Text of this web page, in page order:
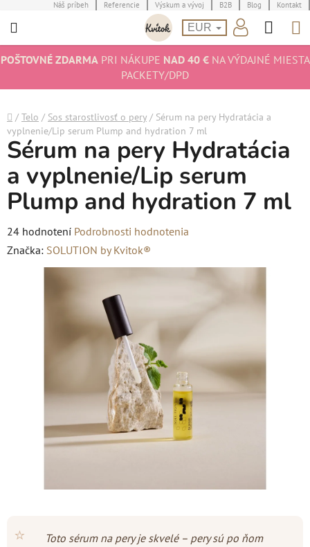
na
Náš príbeh Referencie Výskum a vývoj B2B Blog Kontakt
EUR
POŠTOVNÉ ZDARMAPRI NÁKUPE NAD 40 €NA VÝDAJNÉ MIESTA
PACKETY/DPD
Domov
/ Telo / Sos starostlivosť o pery / Sérum na pery Hydratácia a
vyplnenie/Lip serum Plump and hydration 7 ml
⭐
Toto sérum na pery je skvelé – pery sú po ňom
Sérum na pery Hydratácia
a vyplnenie/Lip serum
Plump and hydration 7 ml
Priemerné
hodnotenie
produktu
24 hodnotení Podrobnosti hodnotenia
Značka: SOLUTION by Kvitok®